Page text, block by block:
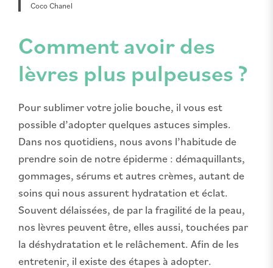
Coco Chanel
Comment avoir des
lèvres plus pulpeuses ?
Pour sublimer votre jolie bouche, il vous est
possible d’adopter quelques astuces simples.
Dans nos quotidiens, nous avons l’habitude de
prendre soin de notre épiderme : démaquillants,
gommages, sérums et autres crèmes, autant de
soins qui nous assurent hydratation et éclat.
Souvent délaissées, de par la fragilité de la peau,
nos lèvres peuvent être, elles aussi, touchées par
la déshydratation et le relâchement. Afin de les
entretenir, il existe des étapes à adopter.